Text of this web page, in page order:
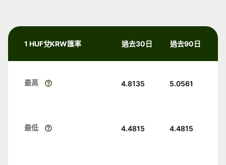
1 HUF兌KRW匯率 過去30日 過去90日
最高 4.8135 5.0561
最低 4.4815 4.4815